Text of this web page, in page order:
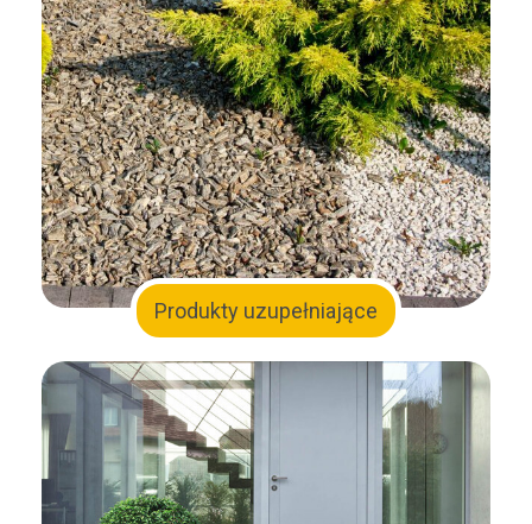
Produkty uzupełniające